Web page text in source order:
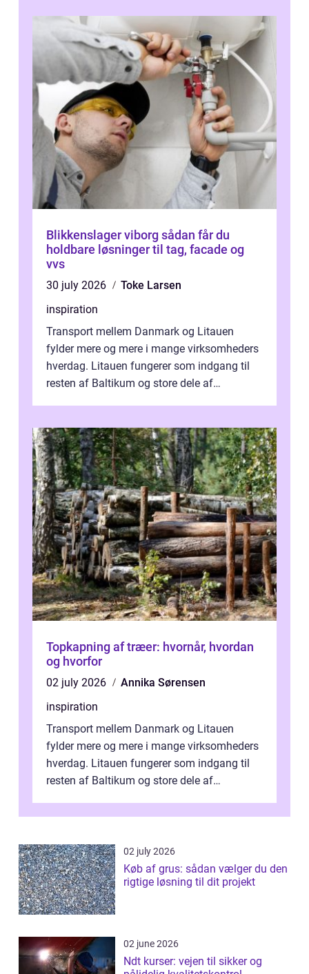
Blikkenslager viborg sådan får du
holdbare løsninger til tag, facade og
vvs
30 july 2026
Toke Larsen
inspiration
Transport mellem Danmark og Litauen
fylder mere og mere i mange virksomheders
hverdag. Litauen fungerer som indgang til
resten af Baltikum og store dele af
Topkapning af træer: hvornår, hvordan
og hvorfor
02 july 2026
Annika Sørensen
inspiration
Transport mellem Danmark og Litauen
fylder mere og mere i mange virksomheders
hverdag. Litauen fungerer som indgang til
resten af Baltikum og store dele af
02 july 2026
Køb af grus: sådan vælger du den
rigtige løsning til dit projekt
02 june 2026
Ndt kurser: vejen til sikker og